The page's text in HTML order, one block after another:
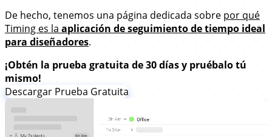
De hecho, tenemos una página dedicada sobre por qué
Timing es la aplicación de seguimiento de tiempo ideal
para diseñadores.
¡Obtén la prueba gratuita de 30 días y pruébalo tú
mismo!
Descargar Prueba Gratuita